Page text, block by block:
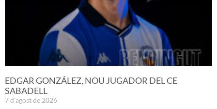
EDGAR GONZÁLEZ, NOU JUGADOR DEL CE
SABADELL
7 d'agost de 2026